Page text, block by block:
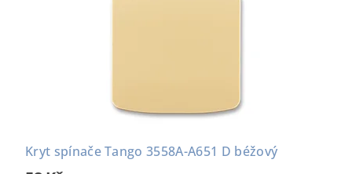
Kryt spínače Tango 3558A-A651 D béžový